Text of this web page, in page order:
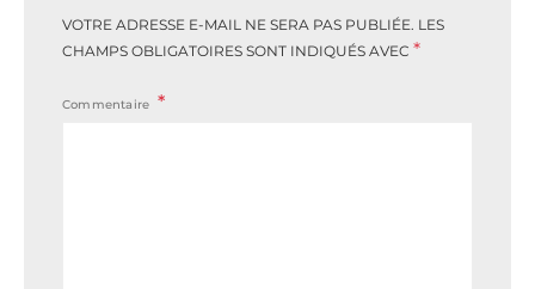
VOTRE ADRESSE E-MAIL NE SERA PAS PUBLIÉE. LES
CHAMPS OBLIGATOIRES SONT INDIQUÉS AVEC *
Commentaire